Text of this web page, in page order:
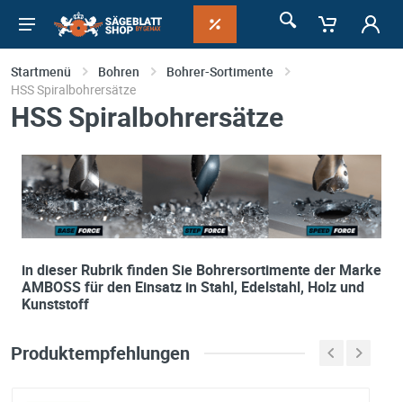
Startmenü Bohren
Bohrer-Sortimente
HSS Spiralbohrersätze
HSS Spiralbohrersätze
in dieser Rubrik finden Sie Bohrersortimente der Marke
AMBOSS für den Einsatz in Stahl, Edelstahl, Holz und
Kunststoff
Produktempfehlungen